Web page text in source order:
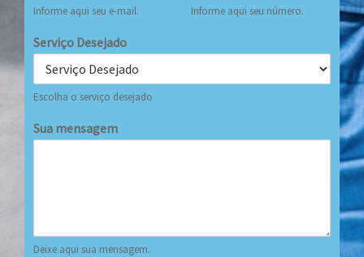
Informe aqui seu e-mail. Informe aqui seu número.
Serviço Desejado
Escolha o serviço desejado
Sua mensagem
Deixe aqui sua mensagem.